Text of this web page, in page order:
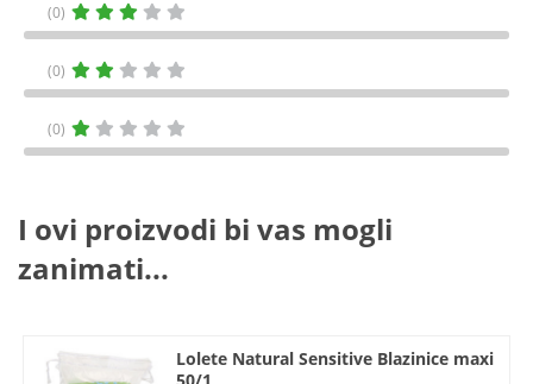
(0)
(0)
(0)
I ovi proizvodi bi vas mogli
zanimati...
Lolete Natural Sensitive Blazinice maxi